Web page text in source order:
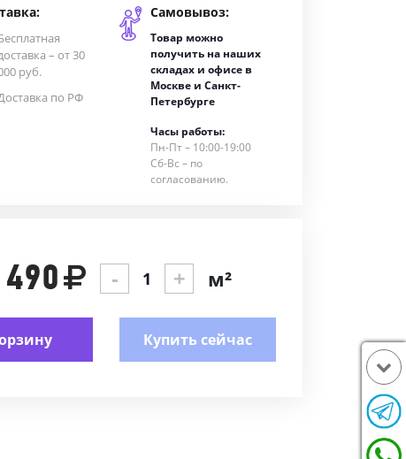
– от 30
руб.
по РФ
Самовывоз:
Товар можно
получить на наших
складах и офисе в
Москве и Санкт-
Петербурге
Часы работы:
Пн-Пт – 10:00-19:00
Сб-Вс – по
согласованию.
- + м²
Купить сейчас